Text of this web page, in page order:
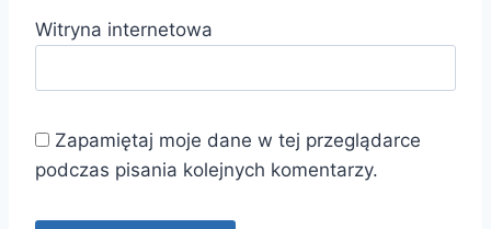
Witryna internetowa
Zapamiętaj moje dane w tej przeglądarce
podczas pisania kolejnych komentarzy.